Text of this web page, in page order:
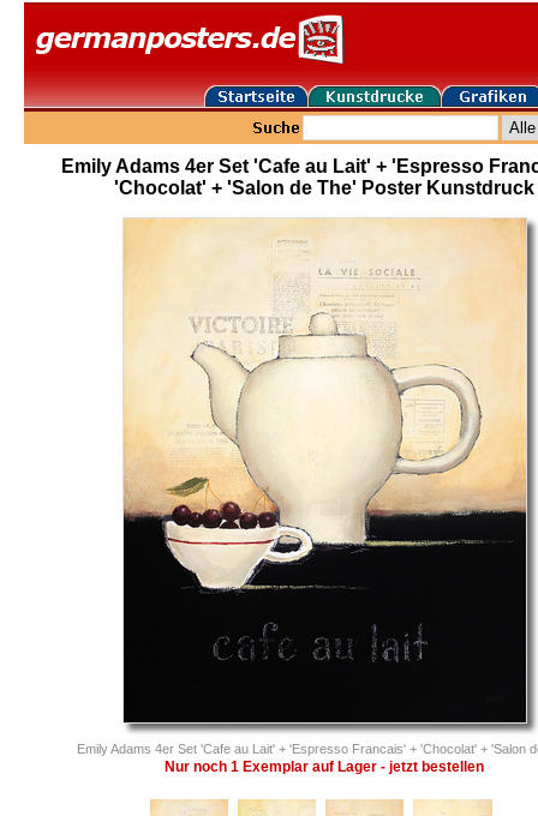
Emily Adams 4er Set 'Cafe au Lait' + 'Espresso
'Chocolat' + 'Salon de The' Poster Kunstdruck
Emily Adams 4er Set 'Cafe au Lait' + 'Espresso Francais' + 'Chocolat' + 'Salon
Nur noch 1 Exemplar auf Lager - jetzt bestellen